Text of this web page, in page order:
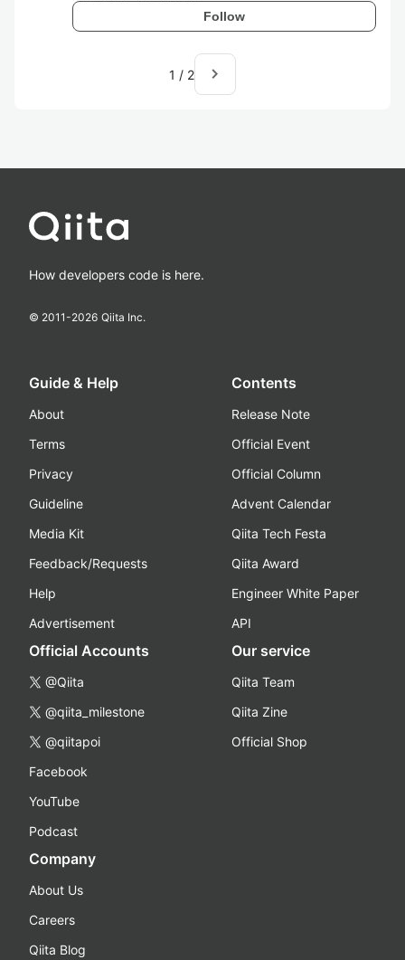
Follow
1 / 2 navigate_next
How developers code is here.
© 2011-2026 Qiita Inc.
Guide & Help
About
Terms
Privacy
Guideline
Media Kit
Feedback/Requests
Help
Advertisement
Contents
Release Note
Official Event
Official Column
Advent Calendar
Qiita Tech Festa
Qiita Award
Engineer White Paper
API
Official Accounts
@Qiita
@qiita_milestone
@qiitapoi
Facebook
YouTube
Podcast
Our service
Qiita Team
Qiita Zine
Official Shop
Company
About Us
Careers
Qiita Blog